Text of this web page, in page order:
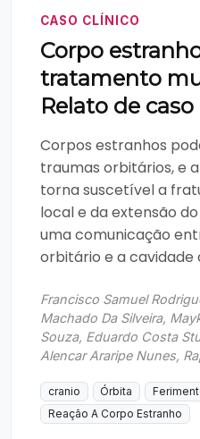
CASO CLÍNICO
Corpo
tratamento
Relato de caso
Corpos estranhos
traumas orbitários, e
torna suscetível a
local e da extensão
uma comunicação
orbitário e a cavidade
Francisco Samuel
Machado Da Silveira,
Souza, Eduardo Costa
Alencar Araripe Nunes,
cranio Órbita
Reação A Corpo Estranho